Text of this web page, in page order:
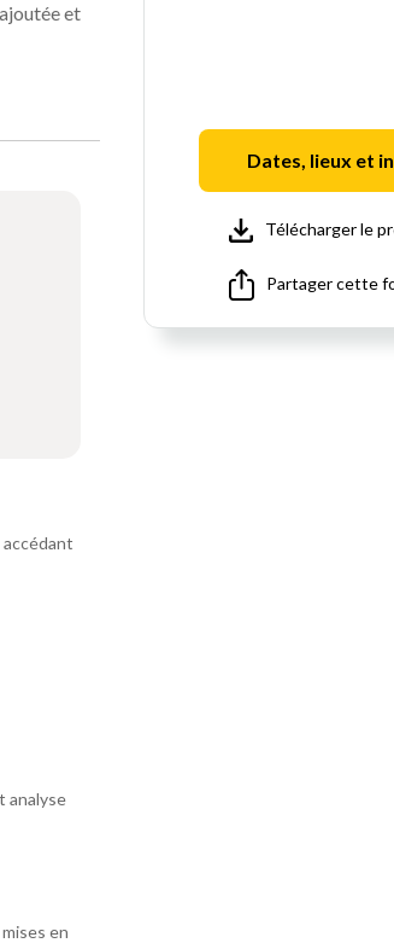
Dates, lieux et
Télécharger le
Partager cette
et
analyse
en